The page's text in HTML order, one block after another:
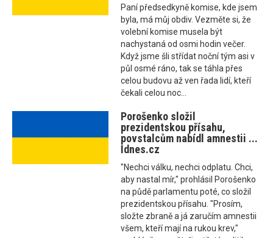
Paní předsedkyně komise, kde jsem
byla, má můj obdiv. Vezměte si, že
volební komise musela být
nachystaná od osmi hodin večer.
Když jsme šli střídat noční tým asi v
půl osmé ráno, tak se táhla přes
celou budovu až ven řada lidí, kteří
čekali celou noc...
Porošenko složil
prezidentskou přísahu,
povstalcům nabídl amnestii ...
Idnes.cz
"Nechci válku, nechci odplatu. Chci,
aby nastal mír," prohlásil Porošenko
na půdě parlamentu poté, co složil
prezidentskou přísahu. "Prosím,
složte zbraně a já zaručím amnestii
všem, kteří mají na rukou krev,"